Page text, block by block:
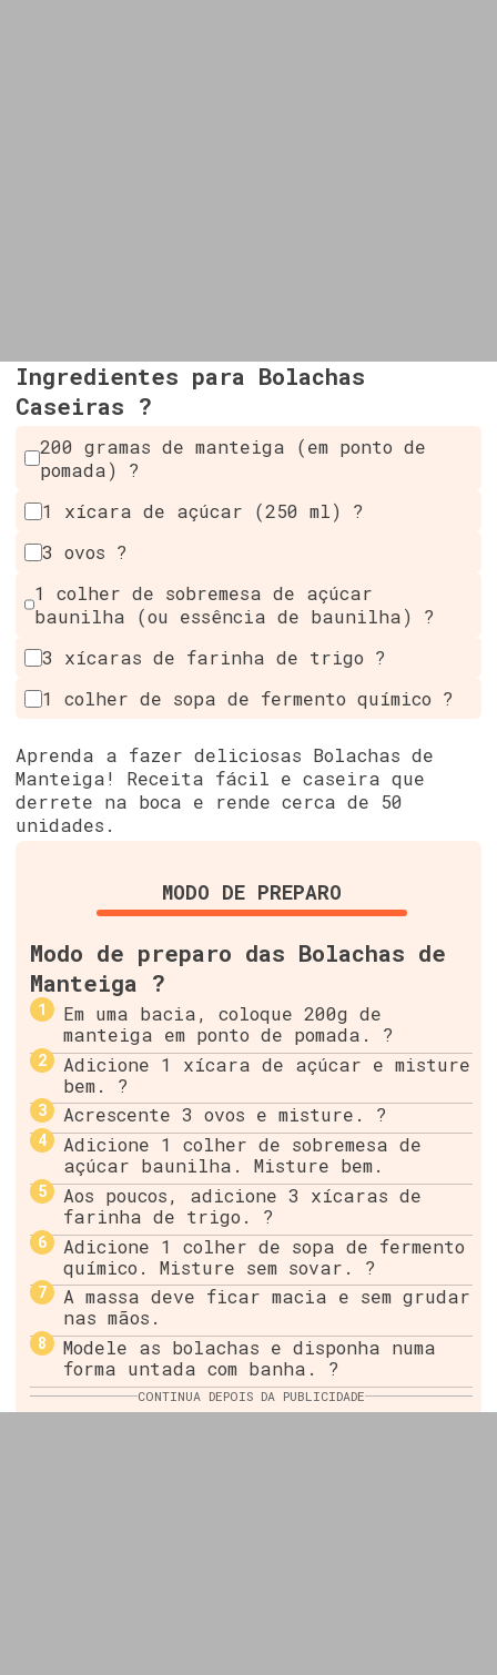
Ingredientes para Bolachas
Caseiras ?
200 gramas de manteiga (em ponto de
pomada) ?
1 xícara de açúcar (250 ml) ?
3 ovos ?
1 colher de sobremesa de açúcar
baunilha (ou essência de baunilha) ?
3 xícaras de farinha de trigo ?
1 colher de sopa de fermento químico ?
Aprenda a fazer deliciosas Bolachas de
Manteiga! Receita fácil e caseira que
derrete na boca e rende cerca de 50
unidades.
MODO DE PREPARO
Modo de preparo das Bolachas de
Manteiga ?
Em uma bacia, coloque 200g de
manteiga em ponto de pomada. ?
Adicione 1 xícara de açúcar e misture
bem. ?
Acrescente 3 ovos e misture. ?
Adicione 1 colher de sobremesa de
açúcar baunilha. Misture bem.
Aos poucos, adicione 3 xícaras de
farinha de trigo. ?
Adicione 1 colher de sopa de fermento
químico. Misture sem sovar. ?
A massa deve ficar macia e sem grudar
nas mãos.
Modele as bolachas e disponha numa
forma untada com banha. ?
CONTINUA DEPOIS DA PUBLICIDADE